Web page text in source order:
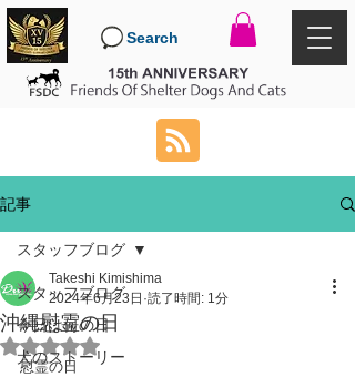
Search
記事
スタッフブログ
今日は何の日
犬のストーリー
スタッフブログ
沖縄慰霊の日
Takeshi Kimishima
2024年6月23日 読了時間: 1分
5つ星のうちNaNと評価されています。
慰霊の日